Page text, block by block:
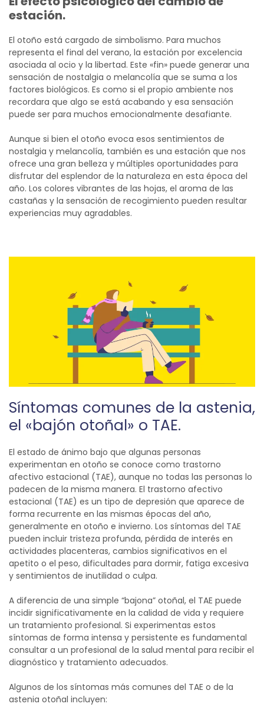
estación.
El otoño está cargado de simbolismo. Para muchos
representa el final del verano, la estación por excelencia
asociada al ocio y la libertad. Este «fin» puede generar una
sensación de nostalgia o melancolía que se suma a los
factores biológicos. Es como si el propio ambiente nos
recordara que algo se está acabando y esa sensación
puede ser para muchos emocionalmente desafiante.
Aunque si bien el otoño evoca esos sentimientos de
nostalgia y melancolía, también es una estación que nos
ofrece una gran belleza y múltiples oportunidades para
disfrutar del esplendor de la naturaleza en esta época del
año. Los colores vibrantes de las hojas, el aroma de las
castañas y la sensación de recogimiento pueden resultar
experiencias muy agradables.
Síntomas comunes de la astenia,
el «bajón otoñal» o TAE.
El estado de ánimo bajo que algunas personas
experimentan en otoño se conoce como trastorno
afectivo estacional (TAE), aunque no todas las personas lo
padecen de la misma manera. El trastorno afectivo
estacional (TAE) es un tipo de depresión que aparece de
forma recurrente en las mismas épocas del año,
generalmente en otoño e invierno. Los síntomas del TAE
pueden incluir tristeza profunda, pérdida de interés en
actividades placenteras, cambios significativos en el
apetito o el peso, dificultades para dormir, fatiga excesiva
y sentimientos de inutilidad o culpa.
A diferencia de una simple “bajona” otoñal, el TAE puede
incidir significativamente en la calidad de vida y requiere
un tratamiento profesional. Si experimentas estos
síntomas de forma intensa y persistente es fundamental
consultar a un profesional de la salud mental para recibir el
diagnóstico y tratamiento adecuados.
Algunos de los síntomas más comunes del TAE o de la
astenia otoñal incluyen: